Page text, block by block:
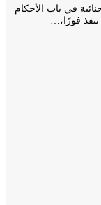
في باب الأحكام
فورًا،…